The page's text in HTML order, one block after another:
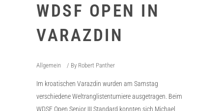
WDSF OPEN IN
VARAZDIN
Allgemein By Robert Panther
Im kroatischen Varazdin wurden am Samstag
verschiedene Weltranglistenturniere ausgetragen. Beim
WDSF Open Senior III Standard konnten sich Michael